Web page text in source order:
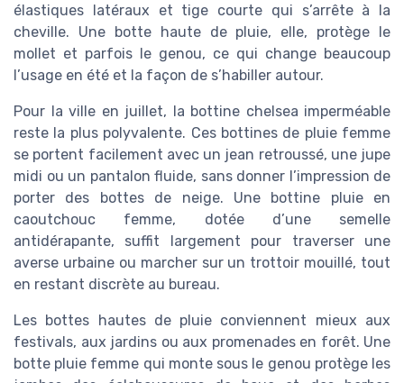
élastiques latéraux et tige courte qui s’arrête à la
cheville. Une botte haute de pluie, elle, protège le
mollet et parfois le genou, ce qui change beaucoup
l’usage en été et la façon de s’habiller autour.
Pour la ville en juillet, la bottine chelsea imperméable
reste la plus polyvalente. Ces bottines de pluie femme
se portent facilement avec un jean retroussé, une jupe
midi ou un pantalon fluide, sans donner l’impression de
porter des bottes de neige. Une bottine pluie en
caoutchouc femme, dotée d’une semelle
antidérapante, suffit largement pour traverser une
averse urbaine ou marcher sur un trottoir mouillé, tout
en restant discrète au bureau.
Les bottes hautes de pluie conviennent mieux aux
festivals, aux jardins ou aux promenades en forêt. Une
botte pluie femme qui monte sous le genou protège les